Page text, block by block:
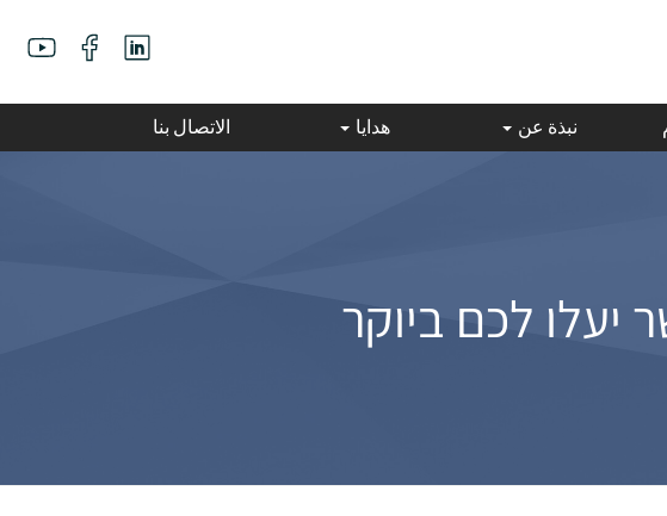
نبذة عن هدايا الاتصال بنا
יעלו לכם ביוקר